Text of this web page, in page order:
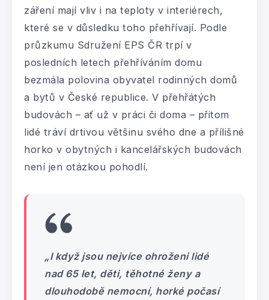
záření mají vliv i na teploty v interiérech,
které se v důsledku toho přehřívají. Podle
průzkumu Sdružení EPS ČR trpí v
posledních letech přehříváním domu
bezmála polovina obyvatel rodinných domů
a bytů v České republice. V přehřátých
budovách – ať už v práci či doma – přitom
lidé tráví drtivou většinu svého dne a přílišné
horko v obytných i kancelářských budovách
není jen otázkou pohodlí.
„I když jsou nejvíce ohroženi lidé
nad 65 let, děti, těhotné ženy a
dlouhodobě nemocní, horké počasí